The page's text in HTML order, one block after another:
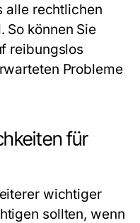
alle rechtlichen
So können Sie
reibungslos
Probleme
für
wichtiger
sollten, wenn